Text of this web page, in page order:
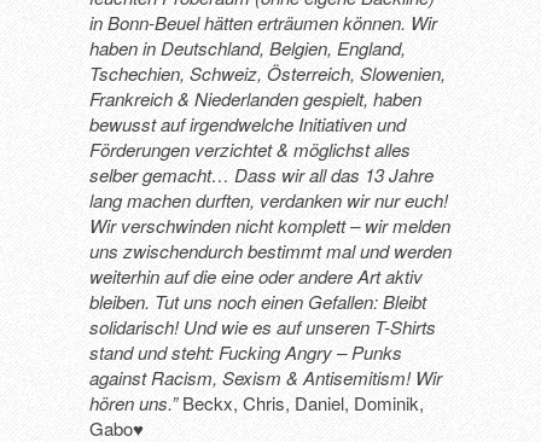
in Bonn-Beuel hätten erträumen können. Wir
haben in Deutschland, Belgien, England,
Tschechien, Schweiz, Österreich, Slowenien,
Frankreich & Niederlanden gespielt, haben
bewusst auf irgendwelche Initiativen und
Förderungen verzichtet & möglichst alles
selber gemacht… Dass wir all das 13 Jahre
lang machen durften, verdanken wir nur euch!
Wir verschwinden nicht komplett – wir melden
uns zwischendurch bestimmt mal und werden
weiterhin auf die eine oder andere Art aktiv
bleiben. Tut uns noch einen Gefallen: Bleibt
solidarisch! Und wie es auf unseren T-Shirts
stand und steht: Fucking Angry – Punks
against Racism, Sexism & Antisemitism! Wir
hören uns.”Beckx, Chris, Daniel, Dominik,
Gabo♥️